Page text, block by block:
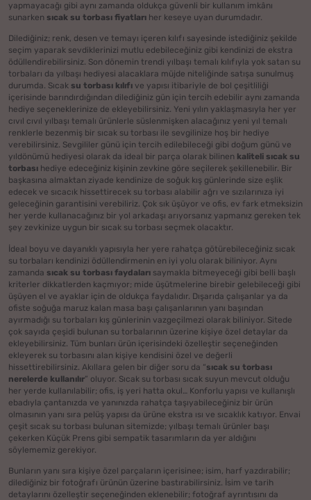
yapmayacağı gibi aynı zamanda oldukça güvenli bir kullanım imkânı
sunarken sıcak su torbası fiyatları her keseye uyan durumdadır.
Dilediğiniz; renk, desen ve temayı içeren kılıfı sayesinde istediğiniz şekilde
seçim yaparak sevdiklerinizi mutlu edebileceğiniz gibi kendinizi de ekstra
ödüllendirebilirsiniz. Son dönemin trendi yılbaşı temalı kılıfıyla yok satan su
torbaları da yılbaşı hediyesi alacaklara müjde niteliğinde satışa sunulmuş
durumda. Sıcak su torbası kılıfı ve yapısı itibariyle de bol çeşitliliği
içerisinde barındırdığından dilediğiniz gün için tercih edebilir aynı zamanda
hediye seçeneklerinize de ekleyebilirsiniz. Yeni yılın yaklaşmasıyla her yer
cıvıl cıvıl yılbaşı temalı ürünlerle süslenmişken alacağınız yeni yıl temalı
renklerle bezenmiş bir sıcak su torbası ile sevgilinize hoş bir hediye
verebilirsiniz. Sevgililer günü için tercih edilebileceği gibi doğum günü ve
yıldönümü hediyesi olarak da ideal bir parça olarak bilinen kaliteli sıcak su
torbası hediye edeceğiniz kişinin zevkine göre seçilerek şekillenebilir. Bir
başkasına almaktan ziyade kendinize de soğuk kış günlerinde size eşlik
edecek ve sıcacık hissettirecek su torbası alabilir ağrı ve sızılarınıza iyi
geleceğinin garantisini verebiliriz. Çok sık üşüyor ve ofis, ev fark etmeksizin
her yerde kullanacağınız bir yol arkadaşı arıyorsanız yapmanız gereken tek
şey zevkinize uygun bir sıcak su torbası seçmek olacaktır.
İdeal boyu ve dayanıklı yapısıyla her yere rahatça götürebileceğiniz sıcak
su torbaları kendinizi ödüllendirmenin en iyi yolu olarak biliniyor. Aynı
zamanda sıcak su torbası faydaları saymakla bitmeyeceği gibi belli başlı
kriterler dikkatlerden kaçmıyor; mide üşütmelerine birebir gelebileceği gibi
üşüyen el ve ayaklar için de oldukça faydalıdır. Dışarıda çalışanlar ya da
ofiste soğuğa maruz kalan masa başı çalışanlarının yanı başından
ayırmadığı su torbaları kış günlerinin vazgeçilmezi olarak biliniyor. Sitede
çok sayıda çeşidi bulunan su torbalarının üzerine kişiye özel detaylar da
ekleyebilirsiniz. Tüm bunları ürün içerisindeki özelleştir seçeneğinden
ekleyerek su torbasını alan kişiye kendisini özel ve değerli
hissettirebilirsiniz. Akıllara gelen bir diğer soru da “sıcak su torbası
nerelerde kullanılır” oluyor. Sıcak su torbası sıcak suyun mevcut olduğu
her yerde kullanılabilir; ofis, iş yeri hatta okul… Konforlu yapısı ve kullanışlı
ebadıyla çantanızda ve yanınızda rahatça taşıyabileceğiniz bir ürün
olmasının yanı sıra pelüş yapısı da ürüne ekstra ısı ve sıcaklık katıyor. Envai
çeşit sıcak su torbası bulunan sitemizde; yılbaşı temalı ürünler başı
çekerken Küçük Prens gibi sempatik tasarımların da yer aldığını
söylememiz gerekiyor.
Bunların yanı sıra kişiye özel parçaların içerisinee; isim, harf yazdırabilir;
dilediğiniz bir fotoğrafı ürünün üzerine bastırabilirsiniz. İsim ve tarih
detaylarını özelleştir seçeneğinden eklenebilir; fotoğraf ayrıntısını da